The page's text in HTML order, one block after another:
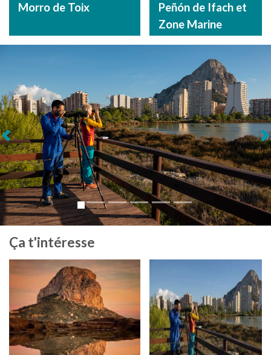
Morro de Toix
Peñón de Ifach et
Zone Marine
Suivant
Ça t'intéresse